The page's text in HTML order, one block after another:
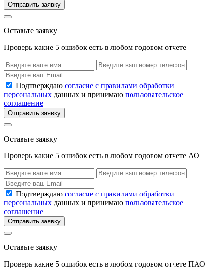
Отправить заявку
Оставьте заявку
Проверь какие 5 ошибок есть в любом годовом отчете
Подтверждаю согласие с правилами обработки
персональных данных и принимаю пользовательское
соглашение
Отправить заявку
Оставьте заявку
Проверь какие 5 ошибок есть в любом годовом отчете АО
Подтверждаю согласие с правилами обработки
персональных данных и принимаю пользовательское
соглашение
Отправить заявку
Оставьте заявку
Проверь какие 5 ошибок есть в любом годовом отчете ПАО